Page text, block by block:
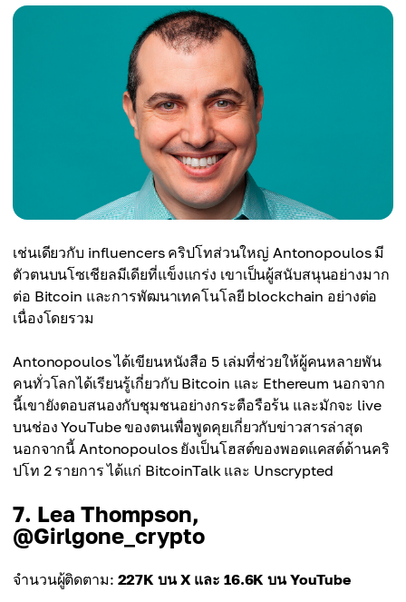
เช่นเดียวกับ influencers คริปโทส่วนใหญ่ Antonopoulos มี
ตัวตนบนโซเชียลมีเดียที่แข็งแกร่ง เขาเป็นผู้สนับสนุนอย่างมาก
ต่อ Bitcoin และการพัฒนาเทคโนโลยี blockchain อย่างต่อ
เนื่องโดยรวม
Antonopoulos ได้เขียนหนังสือ 5 เล่มที่ช่วยให้ผู้คนหลายพัน
คนทั่วโลกได้เรียนรู้เกี่ยวกับ Bitcoin และ Ethereum นอกจาก
นี้เขายังตอบสนองกับชุมชนอย่างกระตือรือร้น และมักจะ live
บนช่อง YouTube ของตนเพื่อพูดคุยเกี่ยวกับข่าวสารล่าสุด
นอกจากนี้ Antonopoulos ยังเป็นโฮสต์ของพอดแคสต์ด้านคริ
ปโท 2 รายการ ได้แก่ BitcoinTalk และ Unscrypted
7. Lea Thompson,
@Girlgone_crypto
จำนวนผู้ติดตาม: 227K บน X และ 16.6K บน YouTube